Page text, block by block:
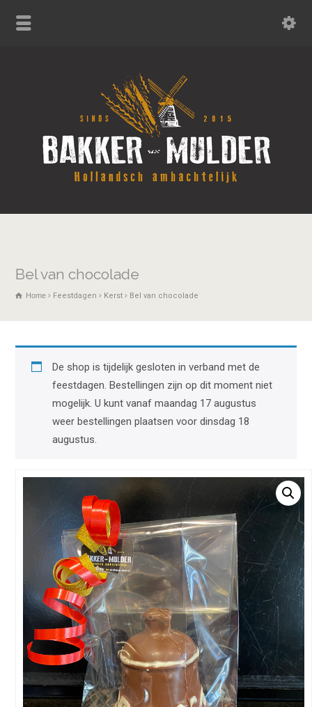
Bel van chocolade
Home Feestdagen Kerst Bel van chocolade
De shop is tijdelijk gesloten in verband met de
feestdagen. Bestellingen zijn op dit moment niet
mogelijk. U kunt vanaf maandag 17 augustus
weer bestellingen plaatsen voor dinsdag 18
augustus.